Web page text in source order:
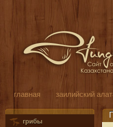
главная заилийский
грибы